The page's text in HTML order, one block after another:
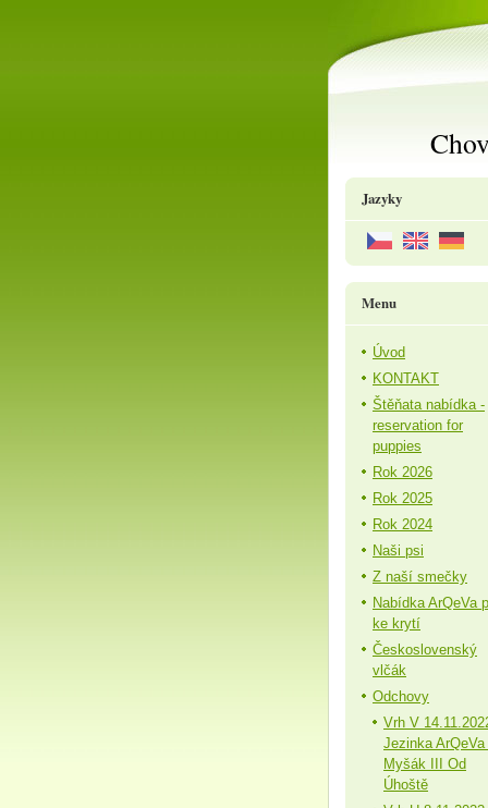
Jazyky
Menu
Úvod
KONTAKT
Štěňata nabídka -
reservation for
puppies
Rok 2026
Rok 2025
Rok 2024
Naši psi
Z naší smečky
Nabídka ArQeVa
ke krytí
Československý
vlčák
Odchovy
Vrh V
Jezinka ArQeVa
Myšák III Od
Úhoště